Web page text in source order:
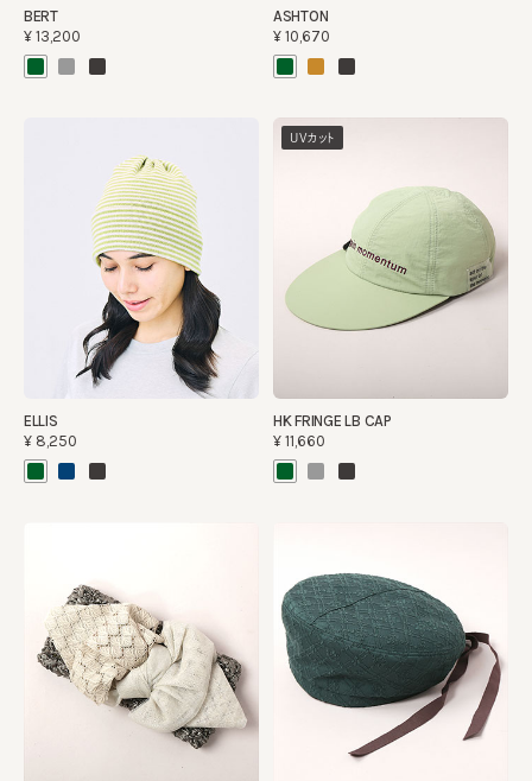
BERT
¥13,200
ASHTON
¥10,670
ELLIS
¥8,250
UVカット
HK FRINGE LB CAP
¥11,660